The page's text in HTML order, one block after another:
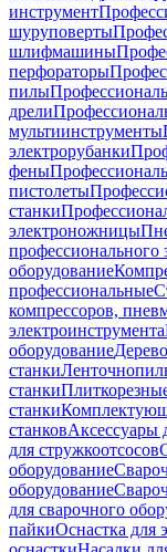
инструмент
шуруповерты
шлифмашины
перфораторы
пилы
дрели
мультиинструменты
электрорубанки
фены
пистолеты
станки
электроножницы
профессионального
оборудование
профессиональные
компрессоров,
электроинструмента
оборудование
станки
станки
станки
станковАксессуары
для стружкоотсосов
оборудование
оборудование
для сварочного
пайкиОснастка для